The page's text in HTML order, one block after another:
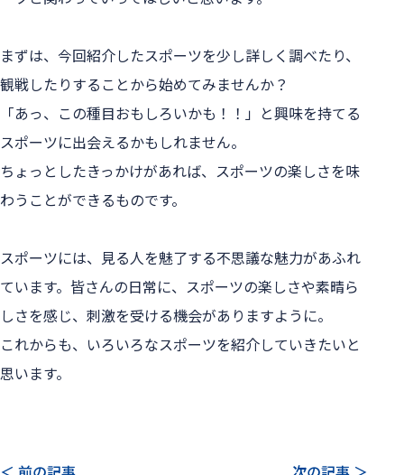
まずは、今回紹介したスポーツを少し詳しく調べたり、
観戦したりすることから始めてみませんか？
「あっ、この種目おもしろいかも！！」と興味を持てる
スポーツに出会えるかもしれません。
ちょっとしたきっかけがあれば、スポーツの楽しさを味
わうことができるものです。
スポーツには、見る人を魅了する不思議な魅力があふれ
ています。皆さんの日常に、スポーツの楽しさや素晴ら
しさを感じ、刺激を受ける機会がありますように。
これからも、いろいろなスポーツを紹介していきたいと
思います。